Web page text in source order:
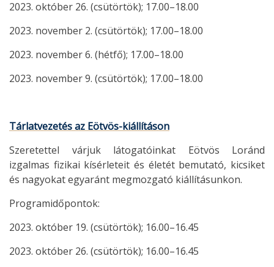
2023. október 26. (csütörtök); 17.00–18.00
2023. november 2. (csütörtök); 17.00–18.00
2023. november 6. (hétfő); 17.00–18.00
2023. november 9. (csütörtök); 17.00–18.00
Tárlatvezetés az Eötvös-kiállításon
Szeretettel várjuk látogatóinkat Eötvös Loránd
izgalmas fizikai kísérleteit és életét bemutató, kicsiket
és nagyokat egyaránt megmozgató kiállításunkon.
Programidőpontok:
2023. október 19. (csütörtök); 16.00–16.45
2023. október 26. (csütörtök); 16.00–16.45